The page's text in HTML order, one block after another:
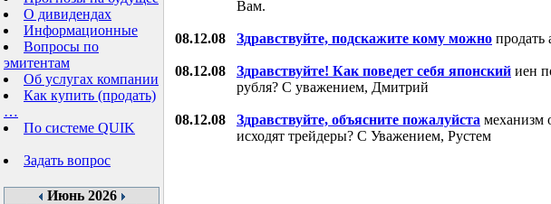
О дивидендах
Информационные
Вопросы по
эмитентам
Об услугах компании
Как купить (продать)
…
По системе QUIK
Задать вопрос
Июнь 2026
Вам.
08.12.08 Здравствуйте, подскажите кому можно
08.12.08 Здравствуйте! Как поведет себя японский иен
рубля? С уважением, Дмитрий
08.12.08 Здравствуйте, объясните пожалуйста механизм
исходят трейдеры? С Уважением, Рустем